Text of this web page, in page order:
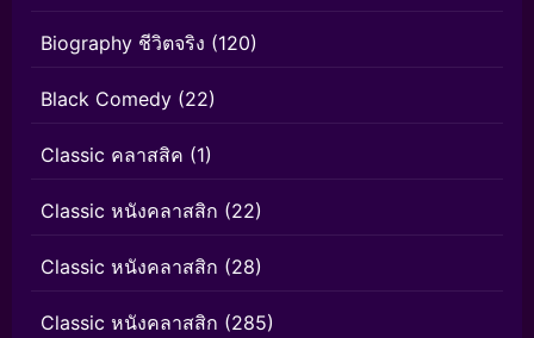
Biography ชีวิตจริง (120)
Black Comedy (22)
Classic คลาสสิค (1)
Classic หนังคลาสสิก (22)
Classic หนังคลาสสิก (28)
Classic หนังคลาสสิก (285)